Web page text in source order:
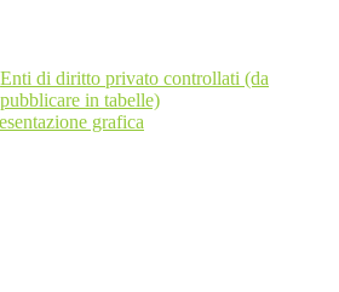
Enti di diritto privato controllati (da
pubblicare in tabelle)
grafica